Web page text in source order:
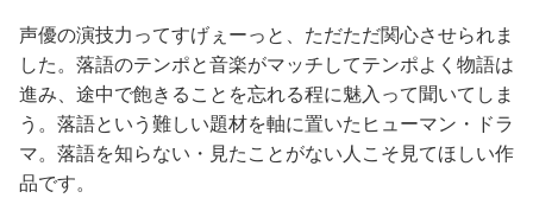
声優の演技力ってすげぇーっと、ただただ関心させられま
した。落語のテンポと音楽がマッチしてテンポよく物語は
進み、途中で飽きることを忘れる程に魅入って聞いてしま
う。落語という難しい題材を軸に置いたヒューマン・ドラ
マ。落語を知らない・見たことがない人こそ見てほしい作
品です。